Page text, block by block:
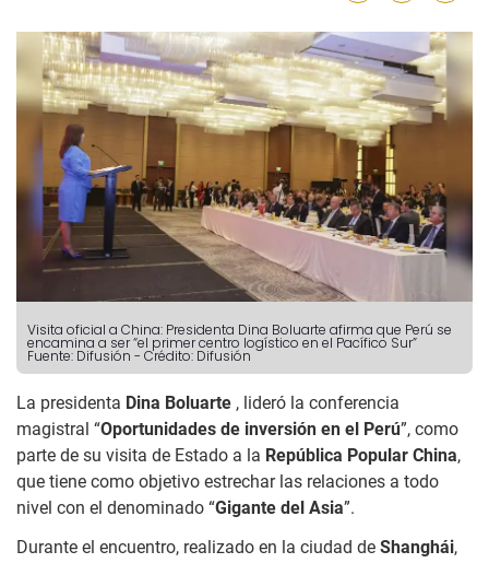
Visita oficial a China: Presidenta Dina Boluarte afirma que Perú se
encamina a ser “el primer centro logístico en el Pacífico Sur”
Fuente: Difusión - Crédito: Difusión
La presidenta Dina Boluarte , lideró la conferencia
magistral “Oportunidades de inversión en el Perú”, como
parte de su visita de Estado a la República Popular China,
que tiene como objetivo estrechar las relaciones a todo
nivel con el denominado “Gigante del Asia”.
Durante el encuentro, realizado en la ciudad de Shanghái,